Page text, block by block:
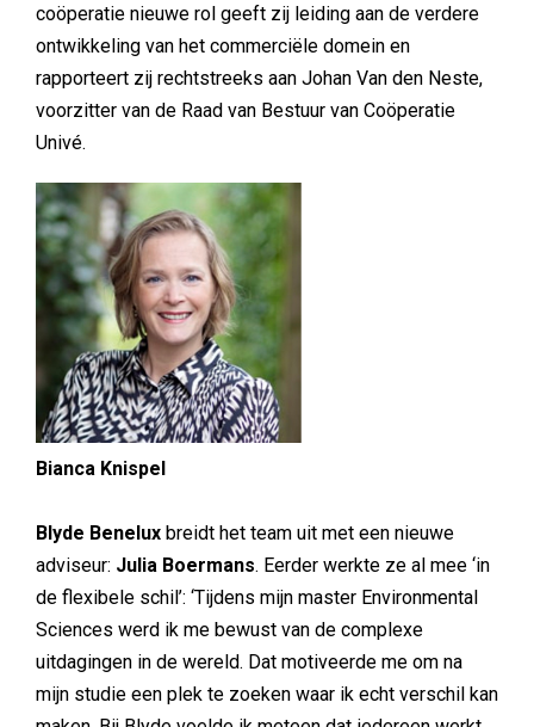
coöperatie nieuwe rol geeft zij leiding aan de verdere
ontwikkeling van het commerciële domein en
rapporteert zij rechtstreeks aan Johan Van den Neste,
voorzitter van de Raad van Bestuur van Coöperatie
Univé.
Bianca Knispel
Blyde Benelux breidt het team uit met een nieuwe
adviseur: Julia Boermans. Eerder werkte ze al mee ‘in
de flexibele schil’: ‘Tijdens mijn master Environmental
Sciences werd ik me bewust van de complexe
uitdagingen in de wereld. Dat motiveerde me om na
mijn studie een plek te zoeken waar ik echt verschil kan